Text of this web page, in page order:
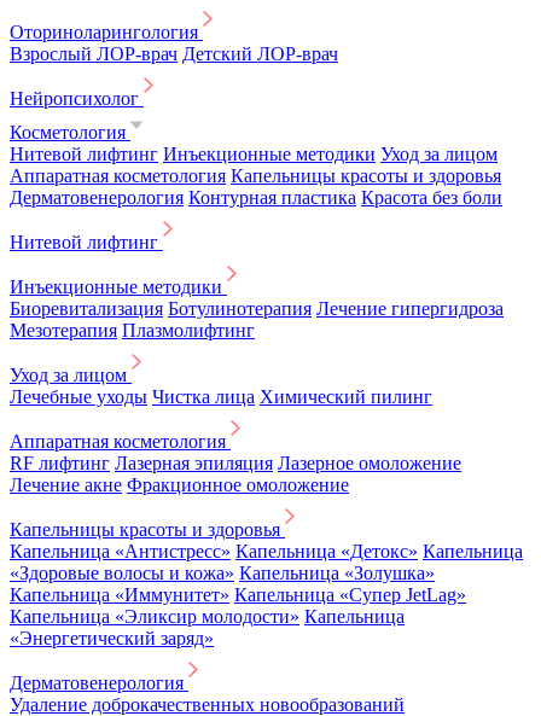
Оториноларингология
Взрослый ЛОР-врач Детский ЛОР-врач
Нейропсихолог
Косметология
Нитевой лифтинг Инъекционные методики Уход за лицом
Аппаратная косметология Капельницы красоты и здоровья
Дерматовенерология Контурная пластика Красота без боли
Нитевой лифтинг
Инъекционные методики
Биоревитализация Ботулинотерапия Лечение гипергидроза
Мезотерапия Плазмолифтинг
Уход за лицом
Лечебные уходы Чистка лица Химический пилинг
Аппаратная косметология
RF лифтинг Лазерная эпиляция Лазерное омоложение
Лечение акне Фракционное омоложение
Капельницы красоты и здоровья
Капельница «Антистресс» Капельница «Детокс» Капельница
«Здоровые волосы и кожа» Капельница «Золушка»
Капельница «Иммунитет» Капельница «Супер JetLag»
Капельница «Эликсир молодости» Капельница
«Энергетический заряд»
Дерматовенерология
Удаление доброкачественных новообразований